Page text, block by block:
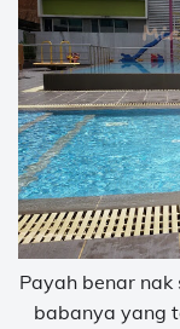
Payah benar
babanya yang